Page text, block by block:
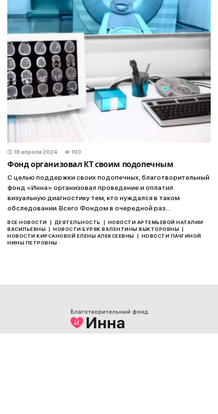
18 апреля 2024 190
Фонд организовал КТ своим подопечным
С целью поддержки своих подопечных, благотворительный
фонд «Инна» организовал проведение и оплатил
визуальную диагностику тем, кто нуждался в таком
обследовании. Всего Фондом в очередной раз…
ВСЕ НОВОСТИ | ДЕЯТЕЛЬНОСТЬ | НОВОСТИ АРТЕМЬЕВОЙ НАТАЛИИ
ВАСИЛЬЕВНЫ | НОВОСТИ БУРЯК ВАЛЕНТИНЫ ВЫКТОРОВНЫ |
НОВОСТИ КИРСАНОВОЙ ЕЛЕНЫ АЛЕКСЕЕВНЫ | НОВОСТИ ПАЧГИНОЙ
НИНЫ ПЕТРОВНЫ